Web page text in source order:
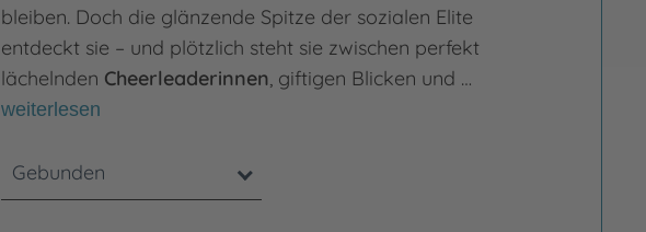
bleiben. Doch die glänzende Spitze der sozialen Elite
entdeckt sie – und plötzlich steht sie zwischen perfekt
lächelnden Cheerleaderinnen, giftigen Blicken und …
weiterlesen
Gebunden